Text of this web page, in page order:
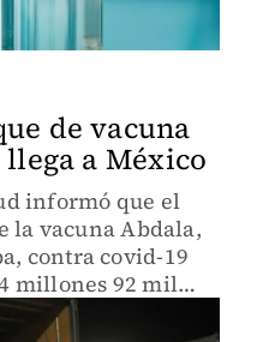
de vacuna
a México
informó que el
la vacuna Abdala,
contra covid-19
millones 92 mil
que se aplicaran a